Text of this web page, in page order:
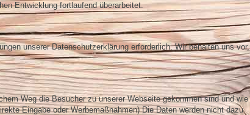
Entwicklung fortlaufend überarbeitet.
unserer Datenschutzerklärung erforderlich. Wir behalten uns vor,
Weg die Besucher zu unserer Webseite gekommen sind und wie
Eingabe oder Werbemaßnahmen) Die Daten werden nicht dazu